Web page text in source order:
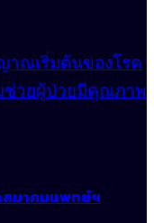
าณเริ่มต้นของโรค
ช่วยผู้ป่วยมีคุณภาพ
สมาคมแพทย์ฯ